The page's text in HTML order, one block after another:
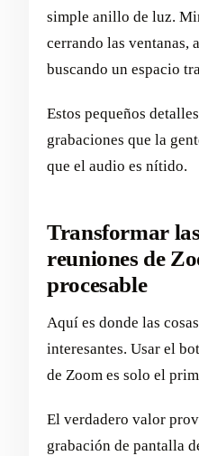
simple anillo de luz.
cerrando las ventanas,
buscando un espacio
Estos pequeños
grabaciones que la
que el audio es nítido.
Transformar
reuniones de
procesable
Aquí es donde las
interesantes. Usar el
de Zoom es solo el
El verdadero valor
grabación de pantalla